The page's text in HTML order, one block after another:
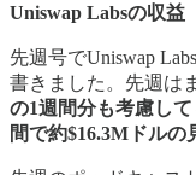
Uniswap Labsの収益
先週号でUniswap
書きました。先週は
の1週間分も考慮し
間で約$16.3Mドルの